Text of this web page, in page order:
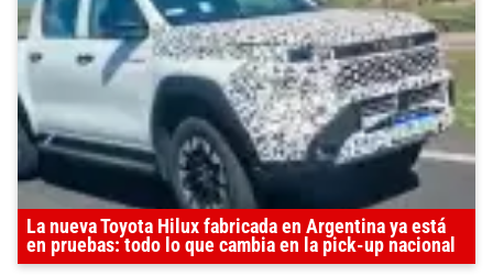
La nueva Toyota Hilux fabricada en Argentina ya está
en pruebas: todo lo que cambia en la pick-up nacional